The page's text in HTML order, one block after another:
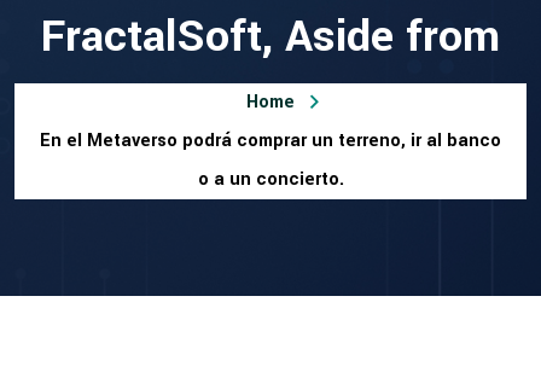
FractalSoft, Aside from
Home
En el Metaverso podrá comprar un terreno, ir al banco
o a un concierto.